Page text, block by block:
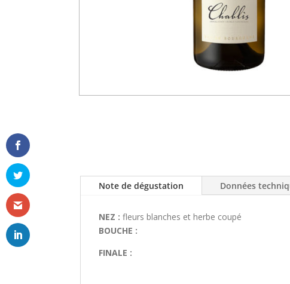
Note de dégustation Données
NEZ :fleurs blanches et herbe coupé
BOUCHE :
FINALE :